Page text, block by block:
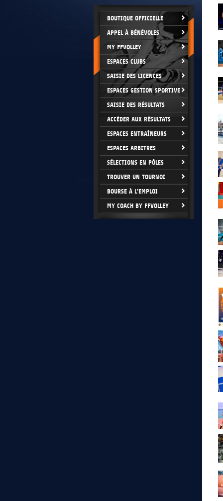
BOUTIQUE OFFICIELLE
APPEL À BÉNÉVOLES
MY FFVOLLEY
ESPACES CLUBS
SAISIE DES LICENCES
ESPACES GESTION SPORTIVE
SAISIE DES RÉSULTATS
ACCÉDER AUX RÉSULTATS
ESPACES ENTRAÎNEURS
ESPACES ARBITRES
SÉLECTIONS EN PÔLES
TROUVER UN TOURNOI
BOURSE À L'EMPLOI
MY COACH BY FFVOLLEY